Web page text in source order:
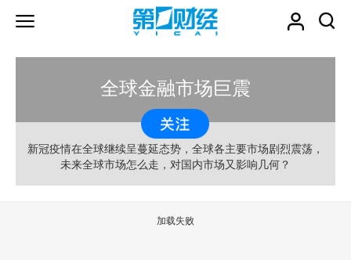
全球金融市场巨震
新冠疫情在全球继续呈蔓延态势，全球各主要市场剧烈震荡，
未来全球市场怎么走，对国内市场又影响几何？
加载失败